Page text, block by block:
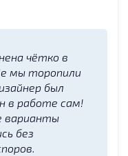
чётко в
мы торопили
был
в работе сам!
варианты
без